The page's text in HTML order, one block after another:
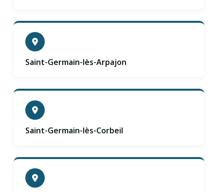
Saint-Germain-lès-Arpajon
Saint-Germain-lès-Corbeil